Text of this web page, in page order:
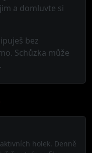
a domluvte si
bez
Schůzka může
holek. Denně